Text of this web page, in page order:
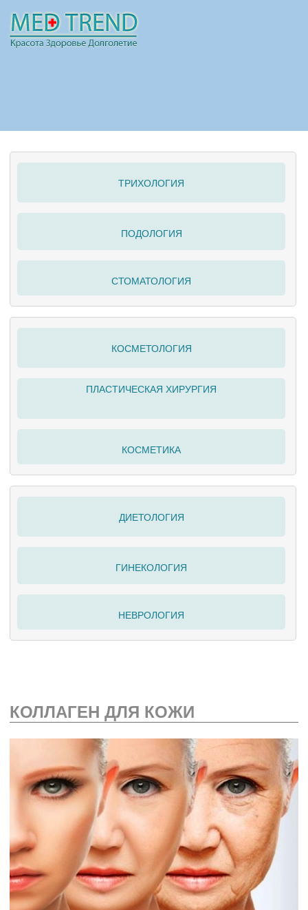
ПОЛЕЗНО
ТРИХОЛОГИЯ
ПОДОЛОГИЯ
СТОМАТОЛОГИЯ
КОСМЕТОЛОГИЯ
ПЛАСТИЧЕСКАЯ ХИРУРГИЯ
КОСМЕТИКА
ДИЕТОЛОГИЯ
ГИНЕКОЛОГИЯ
НЕВРОЛОГИЯ
КОЛЛАГЕН ДЛЯ КОЖИ